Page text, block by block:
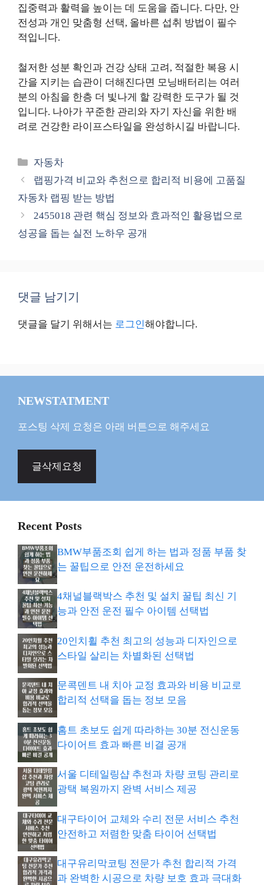
집중력과 활력을 높이는 데 도움을 줍니다. 다만, 안
전성과 개인 맞춤형 선택, 올바른 섭취 방법이 필수
적입니다.
철저한 성분 확인과 건강 상태 고려, 적절한 복용 시
간을 지키는 습관이 더해진다면 모닝배터리는 여러
분의 아침을 한층 더 빛나게 할 강력한 도구가 될 것
입니다. 나아가 꾸준한 관리와 자기 자신을 위한 배
려로 건강한 라이프스타일을 완성하시길 바랍니다.
카
테
리
자동차
랩핑가격 비교와 추천으로 합리적 비용에 고품질
자동차 랩핑 받는 방법
2455018 관련 핵심 정보와 효과적인 활용법으로
성공을 돕는 실전 노하우 공개
댓글 남기기
댓글을 달기 위해서는 로그인해야합니다.
NEWSTATMENT
포스팅 삭제 요청은 아래 버튼으로 해주세요
글삭제요청
Recent Posts
BMW부품조회 쉽게 하는 법과 정품 부품 찾
는 꿀팁으로 안전 운전하세요
4채널블랙박스 추천 및 설치 꿀팁 최신 기
능과 안전 운전 필수 아이템 선택법
20인치휠 추천 최고의 성능과 디자인으로
스타일 살리는 차별화된 선택법
문콕덴트 내 치아 교정 효과와 비용 비교로
합리적 선택을 돕는 정보 모음
홈트 초보도 쉽게 따라하는 30분 전신운동
다이어트 효과 빠른 비결 공개
서울 디테일링샵 추천과 차량 코팅 관리로
광택 복원까지 완벽 서비스 제공
대구타이어 교체와 수리 전문 서비스 추천
안전하고 저렴한 맞춤 타이어 선택법
대구유리막코팅 전문가 추천 합리적 가격
과 완벽한 시공으로 차량 보호 효과 극대화